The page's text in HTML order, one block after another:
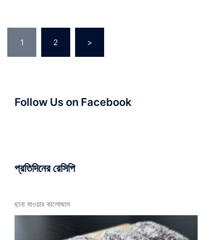
pagination
1 2 >
Follow Us on Facebook
প্রতিদিনের রেসিপি
ছানা মাওয়ার কালোজাম